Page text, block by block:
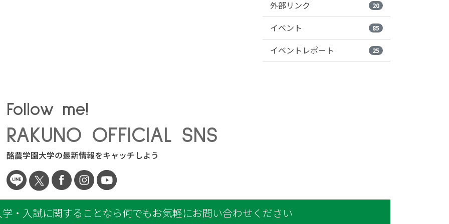
外部リンク 20
イベント 85
イベントレポート 25
Follow me!
RAKUNO OFFICIAL SNS
酪農学園大学の最新情報をキャッチしよう
・入試に関することなら何でもお気軽にお問い合わせください